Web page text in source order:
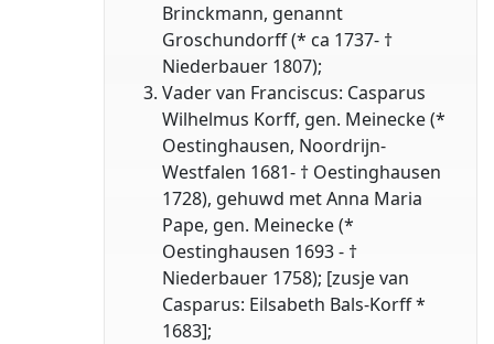
Brinckmann, genannt
Groschundorff (* ca 1737- †
Niederbauer 1807);
Vader van Franciscus: Casparus
Wilhelmus Korff, gen. Meinecke (*
Oestinghausen, Noordrijn-
Westfalen 1681- † Oestinghausen
1728), gehuwd met Anna Maria
Pape, gen. Meinecke (*
Oestinghausen 1693 - †
Niederbauer 1758); [zusje van
Casparus: Eilsabeth Bals-Korff *
1683];